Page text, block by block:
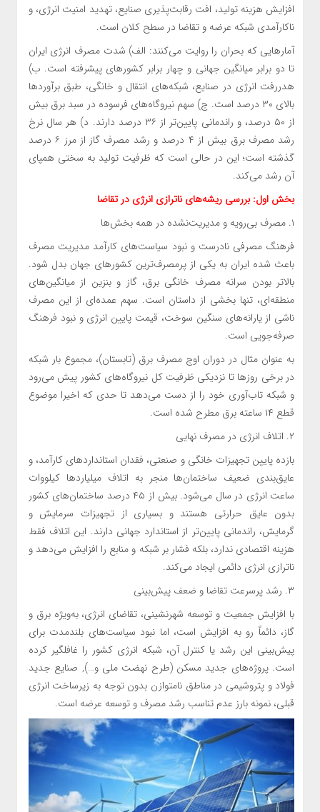
افزایش هزینه تولید، افت رقابت‌پذیری صنایع، تهدید امنیت انرژی، و
ناکارآمدی شبکه عرضه و تقاضا در سطح کلان است.
آمارهایی که بحران را روایت می‌کنند: الف) شدت مصرف انرژی ایران
تا دو برابر میانگین جهانی و چهار برابر کشورهای پیشرفته است. ب)
هدررفت انرژی در صنایع، شبکه‌های انتقال و خانگی، طبق برآوردها
بالای ۳۰ درصد است. ج) سهم نیروگاه‌های فرسوده در سبد برق بیش
از ۵۰ درصد، و راندمانی پایین‌تر از ۳۶ درصد دارند. د) هر سال نرخ
رشد مصرف برق بیش از ۴ درصد و رشد مصرف گاز از مرز ۶ درصد
گذشته است؛ این در حالی است که ظرفیت تولید به سختی همپای
آن رشد می‌کند.
بخش اول: بررسی ریشه‌های ناترازی انرژی در تقاضا
۱. مصرف بی‌رویه و مدیریت‌نشده در همه بخش‌ها
فرهنگ مصرفی نادرست و نبود سیاست‌های کارآمد مدیریت مصرف
باعث شده ایران به یکی از پرمصرف‌ترین کشورهای جهان بدل شود.
بالاتر بودن سرانه مصرف خانگی برق، گاز و بنزین از میانگین‌های
منطقه‌ای، تنها بخشی از داستان است. سهم عمده‌ای از این مصرف
ناشی از یارانه‌های سنگین سوخت، قیمت پایین انرژی و نبود فرهنگ
صرفه‌جویی است.
به عنوان مثال در دوران اوج مصرف برق (تابستان)، مجموع بار شبکه
در برخی روزها تا نزدیکی ظرفیت کل نیروگاه‌های کشور پیش می‌رود
و شبکه تاب‌آوری خود را از دست می‌دهد تا حدی که اخیرا موضوع
قطع ۱۴ ساعته برق مطرح شده است.
۲. اتلاف انرژی در مصرف نهایی
بازده پایین تجهیزات خانگی و صنعتی، فقدان استانداردهای کارآمد، و
عایق‌بندی ضعیف ساختمان‌ها منجر به اتلاف میلیاردها کیلووات
ساعت انرژی در سال می‌شود. بیش از ۴۵ درصد ساختمان‌های کشور
بدون عایق حرارتی هستند و بسیاری از تجهیزات سرمایش و
گرمایش، راندمانی پایین‌تر از استاندارد جهانی دارند. این اتلاف فقط
هزینه اقتصادی ندارد، بلکه فشار بر شبکه و منابع را افزایش می‌دهد و
ناترازی انرژی دائمی ایجاد می‌کند.
۳. رشد پرسرعت تقاضا و ضعف پیش‌بینی
با افزایش جمعیت و توسعه شهرنشینی، تقاضای انرژی، به‌ویژه برق و
گاز، دائماً رو به افزایش است، اما نبود سیاست‌های بلندمدت برای
پیش‌بینی این رشد یا کنترل آن، شبکه انرژی کشور را غافلگیر کرده
است. پروژه‌های جدید مسکن (طرح نهضت ملی و…), صنایع جدید
فولاد و پتروشیمی در مناطق نامتوازن بدون توجه به زیرساخت انرژی
قبلی، نمونه بارز عدم تناسب رشد مصرف و توسعه عرضه است.